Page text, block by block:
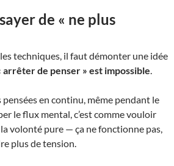
de « ne plus
techniques, il faut démonter une idée
arrêter de penser » est impossible.
en continu, même pendant le
le flux mental, c’est comme vouloir
volonté pure — ça ne fonctionne pas,
plus de tension.